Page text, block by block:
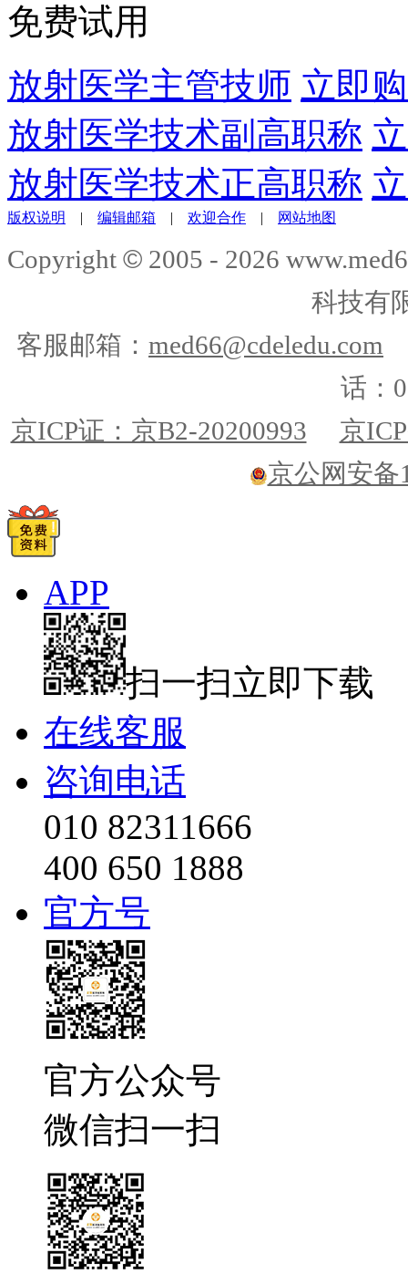
免费试用
放射医学主管技师 立即
放射医学技术副高职称
放射医学技术正高职称
版权说明 | 编辑邮箱 | 欢迎合作 | 网站地图
Copyright © 2005 - 2026
科技有
客服邮箱： med66@cdeledu.com
话：
京ICP证：京B2-20200993
京
京公网安备
APP
扫一扫立即下载
在线客服
咨询电话
010 82311666
400 650 1888
官方号
官方公众号
微信扫一扫